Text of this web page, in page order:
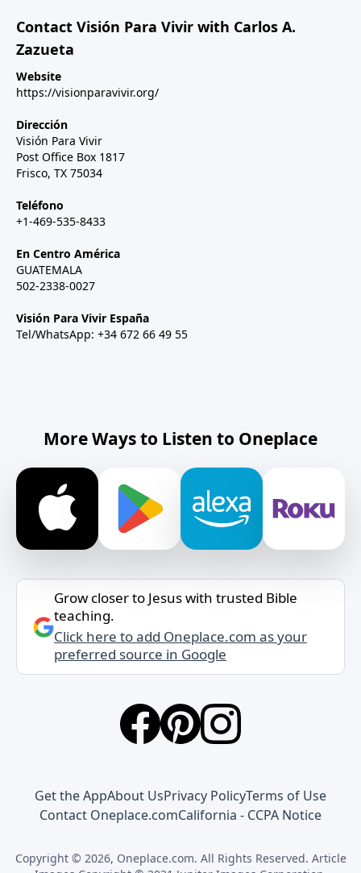
Contact Visión Para Vivir with Carlos A.
Zazueta
Website
https://visionparavivir.org/
Dirección
Visión Para Vivir
Post Office Box 1817
Frisco, TX 75034
Teléfono
+1-469-535-8433
En Centro América
GUATEMALA
502-2338-0027
Visión Para Vivir España
Tel/WhatsApp: +34 672 66 49 55
More Ways to Listen to Oneplace
Grow closer to Jesus with trusted Bible
teaching.
Click here to add Oneplace.com as your
preferred source in Google
Get the AppAbout UsPrivacy PolicyTerms of Use
Contact Oneplace.comCalifornia - CCPA Notice
Copyright © 2026, Oneplace.com. All Rights Reserved. Article